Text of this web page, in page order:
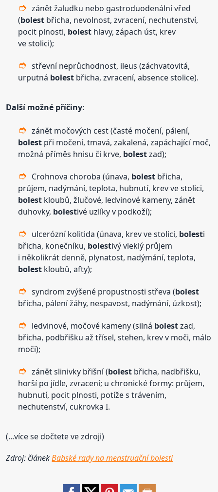
zánět žaludku nebo gastroduodenální vřed
(bolest břicha, nevolnost, zvracení, nechutenství,
pocit plnosti, bolest hlavy, zápach úst, krev
ve stolici);
střevní neprůchodnost, ileus (záchvatovitá,
urputná bolest břicha, zvracení, absence stolice).
Další možné příčiny:
zánět močových cest (časté močení, pálení,
bolest při močení, tmavá, zakalená, zapáchající moč,
možná příměs hnisu či krve, bolestzad);
Crohnova choroba (únava, bolest břicha,
průjem, nadýmání, teplota, hubnutí, krev ve stolici,
bolest kloubů, žlučové, ledvinové kameny, zánět
duhovky, bolestivé uzlíky v podkoží);
ulcerózní kolitida (únava, krev ve stolici, bolesti
břicha, konečníku, bolestivý vleklý průjem
i několikrát denně, plynatost, nadýmání, teplota,
bolest kloubů, afty);
syndrom zvýšené propustnosti střeva (bolest
břicha, pálení žáhy, nespavost, nadýmání, úzkost);
ledvinové, močové kameny (silná bolestzad,
břicha, podbřišku až třísel, stehen, krev v moči, málo
moči);
zánět slinivky břišní (bolest břicha, nadbřišku,
horší po jídle, zvracení; u chronické formy: průjem,
hubnutí, pocit plnosti, potíže s trávením,
nechutenství, cukrovka I.
(...více se dočtete ve zdroji)
Zdroj: článekBabské rady na menstruační bolesti